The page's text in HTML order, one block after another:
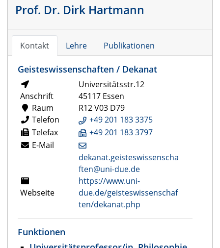
Prof. Dr. Dirk Hartmann
Kontakt Lehre Publikationen
Geisteswissenschaften / Dekanat
Anschrift
Universitätsstr.12
45117 Essen
Raum
R12 V03 D79
Telefon
+49 201 183 3375
Telefax
+49 201 183 3797
E-Mail
dekanat.geisteswissenscha
ften@uni-due.de
Webseite
https://www.uni-
due.de/geisteswissenschaf
ten/dekanat.php
Funktionen